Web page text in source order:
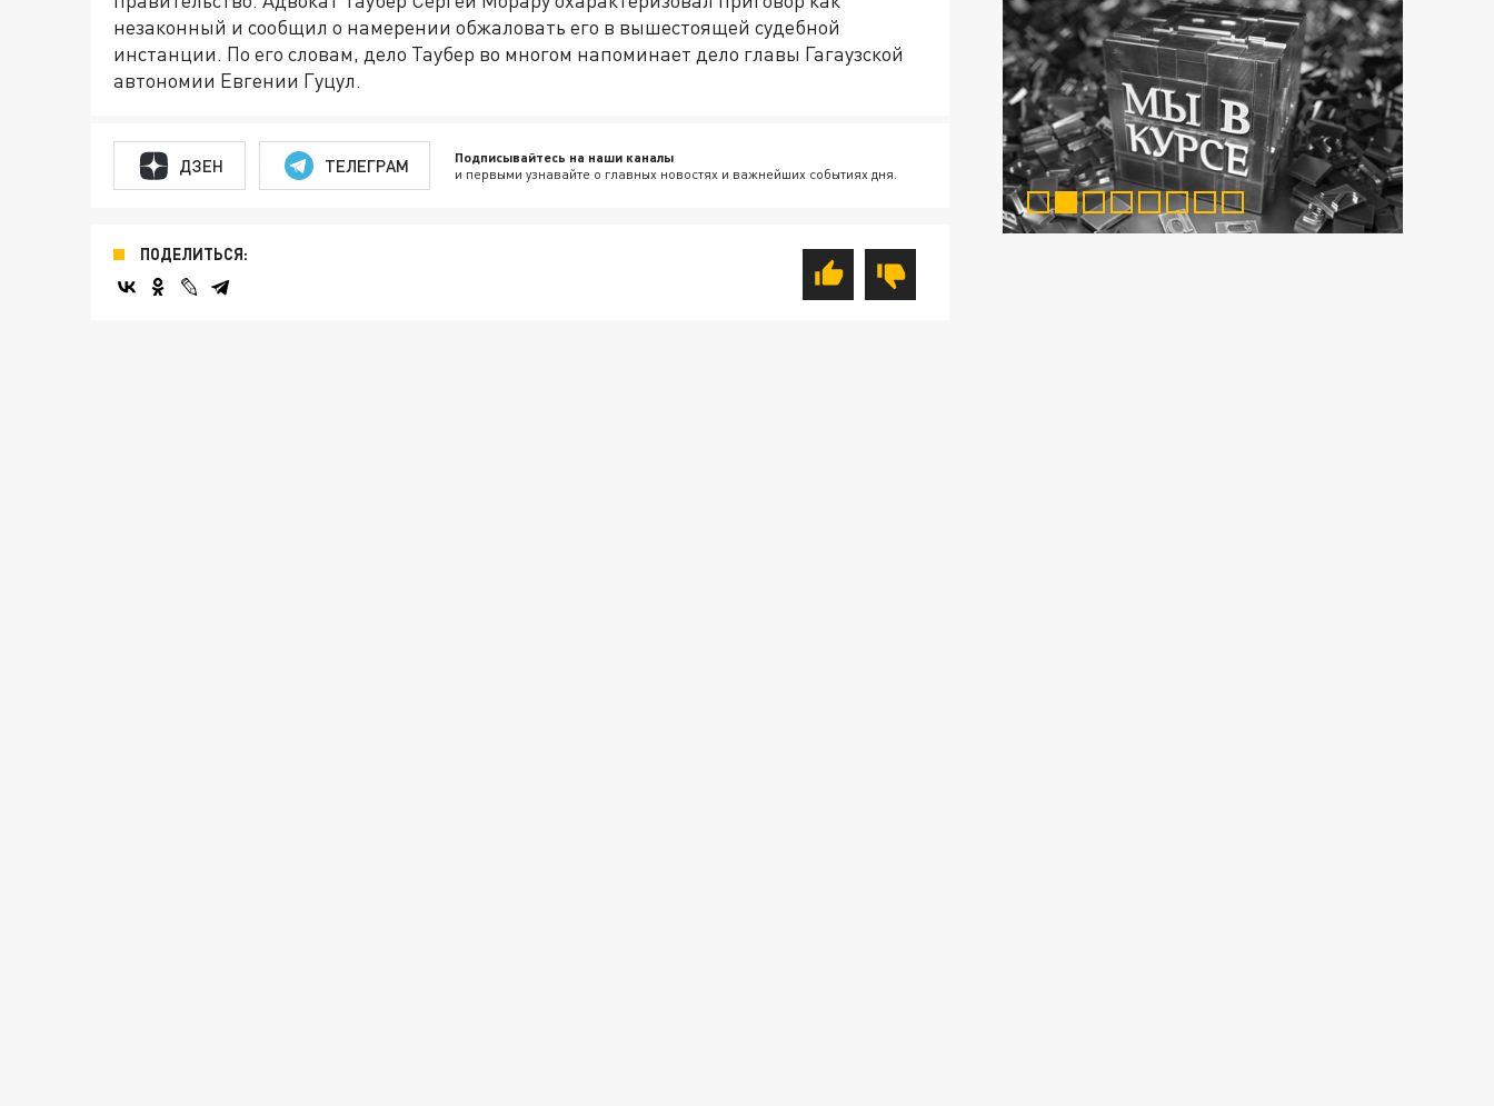
незаконный и сообщил о намерении обжаловать его в вышестоящей судебной
инстанции. По его словам, дело Таубер во многом напоминает дело главы Гагаузской
автономии Евгении Гуцул.
ДЗЕН ТЕЛЕГРАМ Подписывайтесь на наши каналы
и первыми узнавайте о главных новостях и важнейших событиях дня.
ПОДЕЛИТЬСЯ: